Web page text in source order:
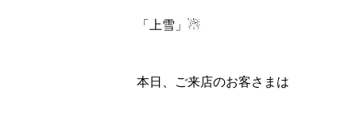
「上雪」☃
本日、ご来店のお客さまは